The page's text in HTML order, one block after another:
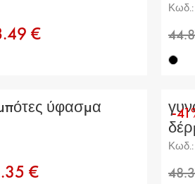
€
ύφασμα
€
-
Κωδ.: